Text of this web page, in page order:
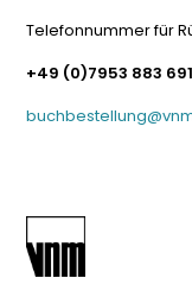
Telefonnummer für
+49 (0)7953 883 691